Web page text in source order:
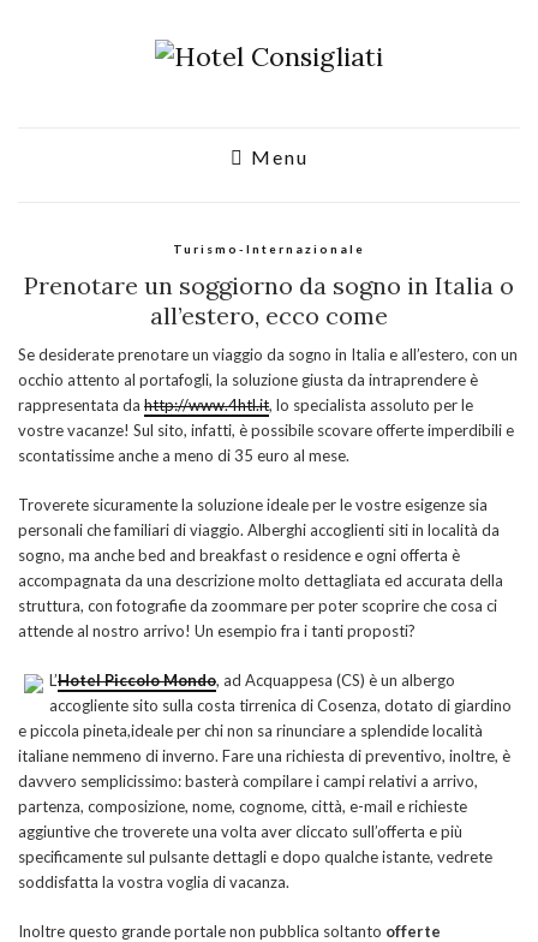
Menu
Turismo-Internazionale
Prenotare un soggiorno da sogno in Italia o
all’estero, ecco come
Se desiderate prenotare un viaggio da sogno in Italia e all’estero, con un
occhio attento al portafogli, la soluzione giusta da intraprendere è
rappresentata da http://www.4htl.it, lo specialista assoluto per le
vostre vacanze! Sul sito, infatti, è possibile scovare offerte imperdibili e
scontatissime anche a meno di 35 euro al mese.
Troverete sicuramente la soluzione ideale per le vostre esigenze sia
personali che familiari di viaggio. Alberghi accoglienti siti in località da
sogno, ma anche bed and breakfast o residence e ogni offerta è
accompagnata da una descrizione molto dettagliata ed accurata della
struttura, con fotografie da zoommare per poter scoprire che cosa ci
attende al nostro arrivo! Un esempio fra i tanti proposti?
L’Hotel Piccolo Mondo, ad Acquappesa (CS) è un albergo
accogliente sito sulla costa tirrenica di Cosenza, dotato di giardino
e piccola pineta,ideale per chi non sa rinunciare a splendide località
italiane nemmeno di inverno. Fare una richiesta di preventivo, inoltre, è
davvero semplicissimo: basterà compilare i campi relativi a arrivo,
partenza, composizione, nome, cognome, città, e-mail e richieste
aggiuntive che troverete una volta aver cliccato sull’offerta e più
specificamente sul pulsante dettagli e dopo qualche istante, vedrete
soddisfatta la vostra voglia di vacanza.
Inoltre questo grande portale non pubblica soltanto offerte